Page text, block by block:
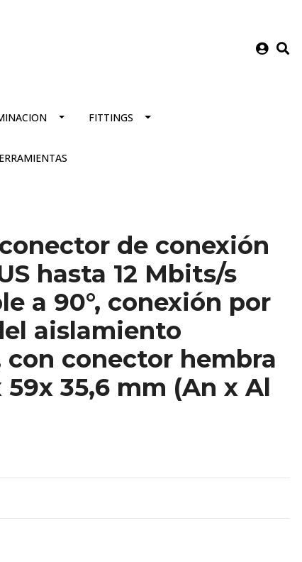
FITTINGS
de conexión
hasta 12 Mbits/s
a 90°, conexión por
aislamiento
con conector hembra
59x 35,6 mm (An x Al